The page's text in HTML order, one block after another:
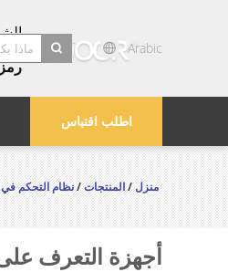
رمز
Arabic
اطلب اقتباس
منزل/المنتجات/نظام التحكم
أجهزة التعرف